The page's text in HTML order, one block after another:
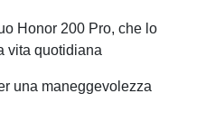
Honor 200 Pro, che lo
vita quotidiana
una maneggevolezza